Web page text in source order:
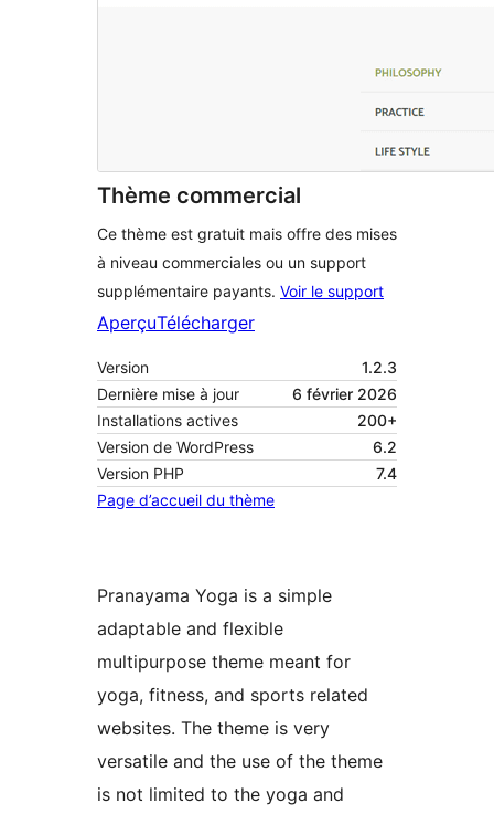
Thème commercial
Ce thème est gratuit mais offre des mises
à niveau commerciales ou un support
supplémentaire payants. Voir le support
AperçuTélécharger
Version
1.2.3
Dernière mise à jour
6 février 2026
Installations actives
200+
Version de WordPress
6.2
Version PHP
7.4
Page d’accueil du thème
Pranayama Yoga is a simple
adaptable and flexible
multipurpose theme meant for
yoga, fitness, and sports related
websites. The theme is very
versatile and the use of the theme
is not limited to the yoga and